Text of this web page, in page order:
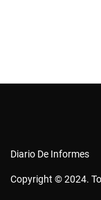
Diario De Informes
Copyright © 2024.